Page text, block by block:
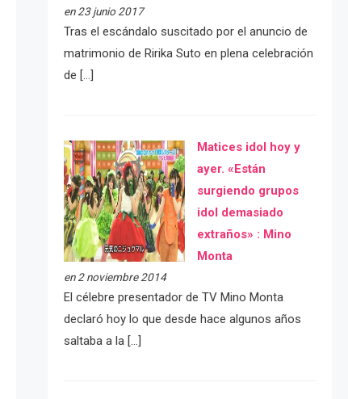
en 23 junio 2017
Tras el escándalo suscitado por el anuncio de
matrimonio de Ririka Suto en plena celebración
de […]
Matices idol hoy y
ayer. «Están
surgiendo grupos
idol demasiado
extraños» : Mino
Monta
en 2 noviembre 2014
El célebre presentador de TV Mino Monta
declaró hoy lo que desde hace algunos años
saltaba a la […]